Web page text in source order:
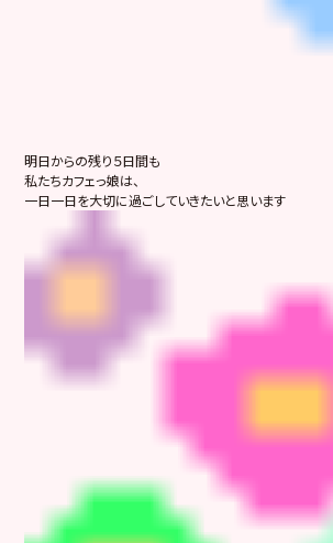
明日からの残り５日間も
私たちカフェっ娘は、
一日一日を大切に過ごしていきたいと思います